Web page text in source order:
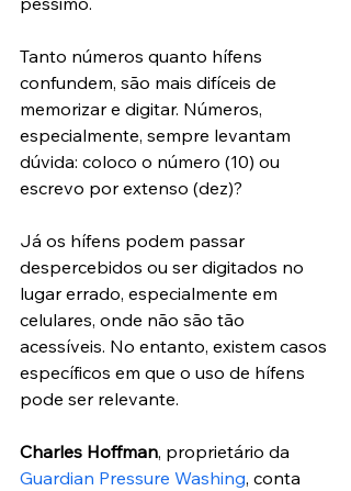
Tanto números quanto hífens
confundem, são mais difíceis de
memorizar e digitar. Números,
especialmente, sempre levantam
dúvida: coloco o número (10) ou
escrevo por extenso (dez)?
Já os hífens podem passar
despercebidos ou ser digitados no
lugar errado, especialmente em
celulares, onde não são tão
acessíveis. No entanto, existem casos
específicos em que o uso de hífens
pode ser relevante.
Charles Hoffman, proprietário da
Guardian Pressure Washing, conta